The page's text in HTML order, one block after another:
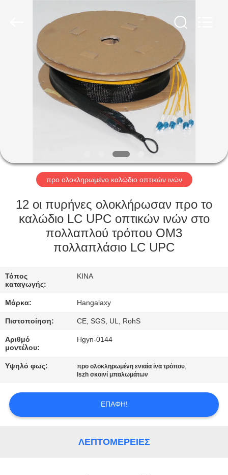
ΣΠΊΤΙ
ΠΡΟΪΌΝΤΑ
ΠΕΡΊΠΟΥ
ΕΜΕΊΣ
ΓΎΡΟΣ
ΕΡΓΟΣΤΑΣΊΩΝ
ΠΟΙΟΤΙΚΌΣ
ΜΑΣ
ΕΛΆΤΕ
ΕΠΑΦΉ
ΜΕ
ΖΗΤΉΣΤΕ
ΈΝΑ
προ ολοκληρωμένο καλώδιο οπτικών ινών
12 οι πυρήνες ολοκλήρωσαν προ το
καλώδιο LC UPC οπτικών ινών στο
πολλαπλού τρόπου OM3
πολλαπλάσιο LC UPC
Τόπος
καταγωγής:
ΚΙΝΑ
Μάρκα: Hangalaxy
Πιστοποίηση: CE, SGS, UL, RohS
Αριθμό
μοντέλου:
Hgyn-0144
Υψηλό φως: προ ολοκληρωμένη ενιαία ίνα τρόπου,
lszh σκοινί μπαλωμάτων
ΕΠΑΦΉ!
ΛΕΠΤΟΜΈΡΕΙΕΣ